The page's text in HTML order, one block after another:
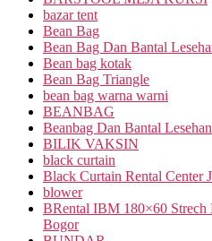
bazar tent
Bean Bag
Bean Bag Dan Bantal
Bean bag kotak
Bean Bag Triangle
bean bag warna warni
BEANBAG
Beanbag Dan Bantal
BILIK VAKSIN
black curtain
Black Curtain Rental Center
blower
BRental IBM 180×60 Strech
Bogor